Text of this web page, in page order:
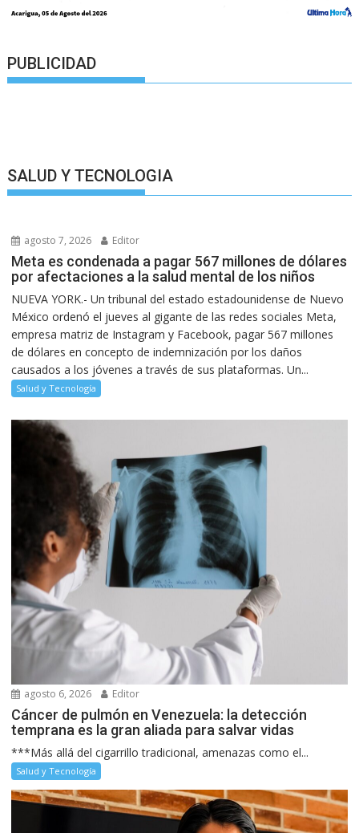
PUBLICIDAD
SALUD Y TECNOLOGIA
agosto 7, 2026 Editor
Meta es condenada a pagar 567 millones de dólares
por afectaciones a la salud mental de los niños
NUEVA YORK.- Un tribunal del estado estadounidense de Nuevo
México ordenó el jueves al gigante de las redes sociales Meta,
empresa matriz de Instagram y Facebook, pagar 567 millones
de dólares en concepto de indemnización por los daños
causados a los jóvenes a través de sus plataformas. Un...
Salud y Tecnología
agosto 6, 2026 Editor
Cáncer de pulmón en Venezuela: la detección
temprana es la gran aliada para salvar vidas
***Más allá del cigarrillo tradicional, amenazas como el...
Salud y Tecnología